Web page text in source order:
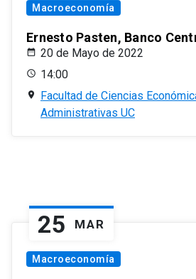
Macroeconomía
Ernesto Pasten, Banco
20 de Mayo de 2022
14:00
Facultad de Ciencias
Administrativas UC
25 MAR
Macroeconomía